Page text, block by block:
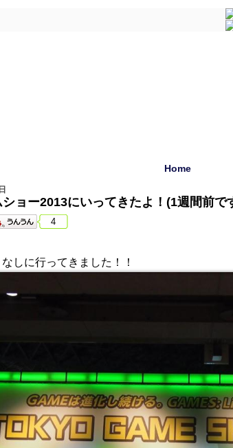
Home
ショー2013にいってきたよ！(1週間前
4
しに行ってきました！！